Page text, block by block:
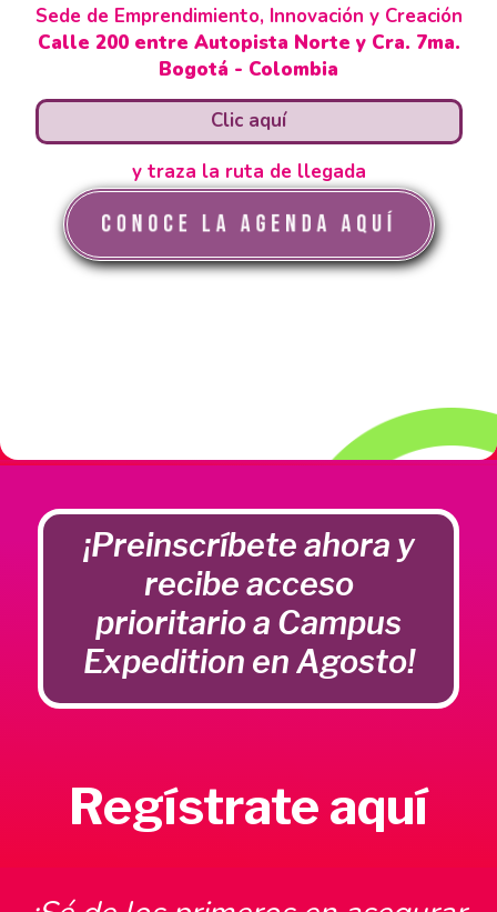
Sede de Emprendimiento, Innovación y Creación
Calle 200 entre Autopista Norte y Cra. 7ma.
Bogotá - Colombia
Clic aquí
y traza la ruta de llegada
Conoce la agenda Aquí
¡Preinscríbete ahora y
recibe acceso
prioritario a Campus
Expedition en Agosto!
Regístrate aquí